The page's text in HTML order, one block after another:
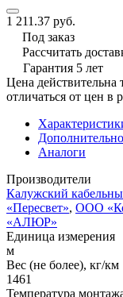
1 211.37 руб.
Под заказ
Рассчитать
Гарантия 5 лет
Цена действительна
отличаться от цен в
Дополнительно
Аналоги
Производители
Калужский
«Пересвет», ООО
«АЛЮР»
Единица измерения
м
Вес (не более), кг/км
1461
Температура